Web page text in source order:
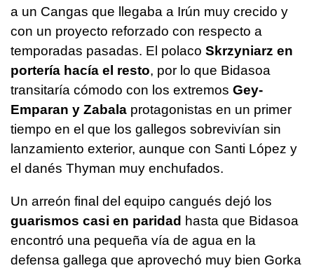
a un Cangas que llegaba a Irún muy crecido y
con un proyecto reforzado con respecto a
temporadas pasadas. El polaco Skrzyniarz en
portería hacía el resto, por lo que Bidasoa
transitaría cómodo con los extremos Gey-
Emparan y Zabala protagonistas en un primer
tiempo en el que los gallegos sobrevivían sin
lanzamiento exterior, aunque con Santi López y
el danés Thyman muy enchufados.
Un arreón final del equipo cangués dejó los
guarismos casi en paridad hasta que Bidasoa
encontró una pequeña vía de agua en la
defensa gallega que aprovechó muy bien Gorka